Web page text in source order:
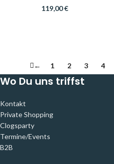
119,00€
← 1 2 3 4
Wo Du uns triffst
Kontakt
Private Shopping
Clogsparty
Termine/Events
B2B